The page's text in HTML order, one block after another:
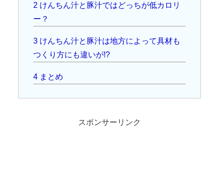
2 けんちん汁と豚汁ではどっちが低カロリ
ー？
3けんちん汁と豚汁は地方によって具材も
つくり方にも違いが!?
4まとめ
スポンサーリンク